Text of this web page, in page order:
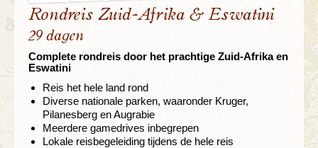
Rondreis Zuid-Afrika & Eswatini
29 dagen
Complete rondreis door het prachtige Zuid-Afrika en
Eswatini
Reis het hele land rond
Diverse nationale parken, waaronder Kruger,
Pilanesberg en Augrabie
Meerdere gamedrives inbegrepen
Lokale reisbegeleiding tijdens de hele reis